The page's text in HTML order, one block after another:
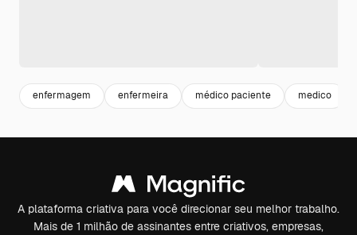
enfermagem enfermeira médico paciente medico
A plataforma criativa para você direcionar seu melhor trabalho.
Mais de 1 milhão de assinantes entre criativos, empresas,